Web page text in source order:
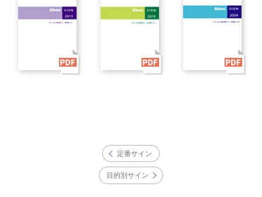
定番サイン
目的別サイン